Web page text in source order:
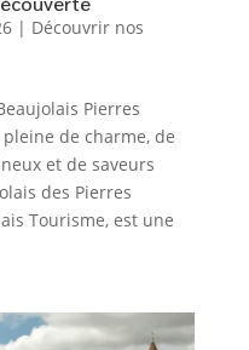
| Découvrir nos
Pierres
pleine de charme, de
et de saveurs
des Pierres
Tourisme, est une